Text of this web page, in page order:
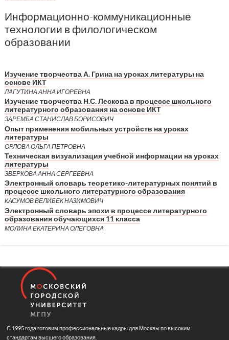
Информационно-коммуникационные
технологии в филологическом
образовании
Изучение творчества А. Грина на уроках литературы на
основе ИКТ
ЛАГУТИНА АННА ИГОРЕВНА
Изучение творчества Н.С. Лескова в процессе школьного
литературного образования на основе ИКТ
ЗАРЕМБА СТАНИСЛАВ БОРИСОВИЧ
Опыт применения мобильных устройств на уроках
литературы
ОРЛОВА ОЛЬГА ПЕТРОВНА
Техническая визуализация учебной информации на уроках
литературы
ЗВЕРКОВА АННА СЕРГЕЕВНА
Электронный словарь теоретико-литературных понятий в
процессе школьного литературного образования
КАСУМОВ ВЕЛИБЕК НАЗИМОВИЧ
Электронный словарь эпохи в процессе литературного
образования обучающихся 11 класса
МОЛИНА ЕКАТЕРИНА ОЛЕГОВНА
С 1995 года готовим профессиональные кадры для Москвы по высоким
стандартам высшего образования.